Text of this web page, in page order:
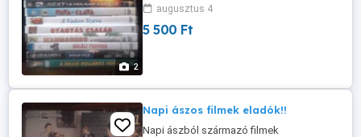
2
augusztus 4
5 500 Ft
Napi ászos filmek eladók!!
Napi ászból származó filmek